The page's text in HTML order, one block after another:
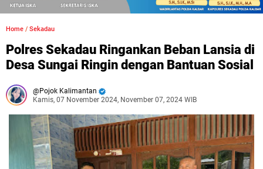
Home / Sekadau
Polres Sekadau Ringankan Beban Lansia di
Desa Sungai Ringin dengan Bantuan Sosial
Pojok Kalimantan
Kamis, 07 November 2024, November 07, 2024 WIB